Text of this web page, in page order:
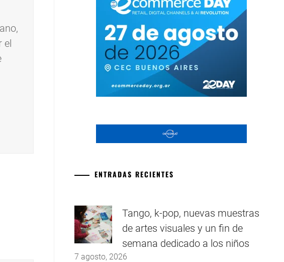
el
ENTRADAS RECIENTES
Tango, k-pop, nuevas muestras
de artes visuales y un fin de
semana dedicado a los niños
7 agosto, 2026